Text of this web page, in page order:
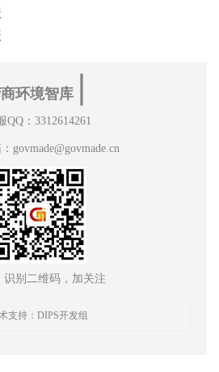
环境智库
QQ：3312614261
govmade@govmade.cn
识别二维码，加关注
支持：DIPS开发组